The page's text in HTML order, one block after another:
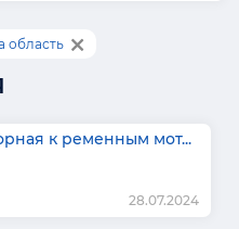
область
к ременным мот...
28.07.2024